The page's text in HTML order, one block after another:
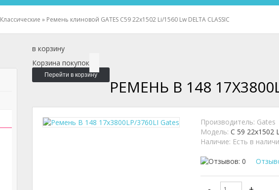
Классические » Ремень клиновой GATES C59 22x1502 Li/1560 Lw DELTA CLASSIC
в корзину
Корзина покупок
Перейти в корзину
РЕМЕНЬ B 148
Производитель: Gates
Модель: C 59 22x1502
Наличие: Есть в